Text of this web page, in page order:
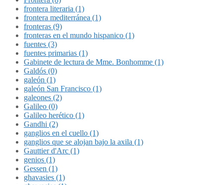
frontera literaria (1)
frontera mediterránea (1)
fronteras (9)
fronteras en el mundo hispanico (1)
fuentes (3)
fuentes primarias (1)
Gabinete de lectura de Mme. Bonhomme (1)
Galdós (0)
galeón (1)
galeón San Francisco (1)
galeones (2)
Galileo (0)
Galileo herético (1)
Gandhi (2)
ganglios en el cuello (1)
ganglios que se alojan bajo la axila (1)
Gauttier d'Arc (1)
genios (1)
Gessen (1)
ghavasies (1)